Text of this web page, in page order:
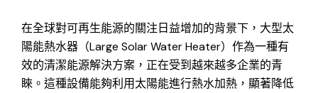
在全球對可再生能源的關注日益增加的背景下，大型太
陽能熱水器（Large Solar Water Heater）作為一種有
效的清潔能源解決方案，正在受到越來越多企業的青
睞。這種設備能夠利用太陽能進行熱水加熱，顯著降低